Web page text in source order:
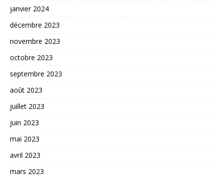
janvier 2024
décembre 2023
novembre 2023
octobre 2023
septembre 2023
août 2023
juillet 2023
juin 2023
mai 2023
avril 2023
mars 2023